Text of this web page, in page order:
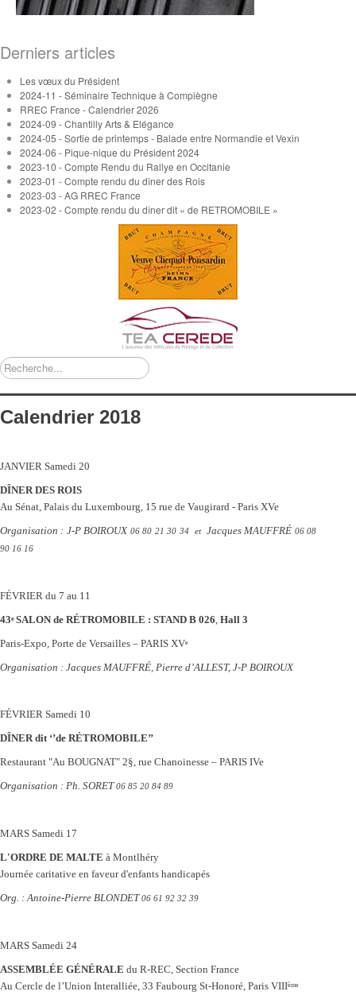
Derniers articles
Les vœux du Président
2024-11 - Séminaire Technique à Compiègne
RREC France - Calendrier 2026
2024-09 - Chantilly Arts & Elégance
2024-05 - Sortie de printemps - Balade entre Normandie et Vexin
2024-06 - Pique-nique du Président 2024
2023-10 - Compte Rendu du Rallye en Occitanie
2023-01 - Compte rendu du dîner des Rois
2023-03 - AG RREC France
2023-02 - Compte rendu du dîner dit « de RETROMOBILE »
Rechercher
Calendrier 2018
JANVIER Samedi 20
DÎNER DES ROIS
Au Sénat, Palais du Luxembourg, 15 rue de Vaugirard - Paris XVe
Organisation : J-P BOIROUX 06 80 21 30 34 et Jacques MAUFFRÉ 06 08
90 16 16
FÉVRIER du 7 au 11
43e SALON de RÉTROMOBILE : STAND B 026, Hall 3
Paris-Expo, Porte de Versailles – PARIS XVe
Organisation : Jacques MAUFFRÉ, Pierre d’ALLEST, J-P BOIROUX
FÉVRIER Samedi 10
DÎNER dit ‘’de RÉTROMOBILE’’
Restaurant "Au BOUGNAT" 2§, rue Chanoinesse – PARIS IVe
Organisation : Ph. SORET06 85 20 84 89
MARS Samedi 17
L'ORDRE DE MALTE à Montlhéry
Journée caritative en faveur d'enfants handicapés
Org. : Antoine-Pierre BLONDET06 61 92 32 39
MARS Samedi 24
ASSEMBLÉE GÉNÉRALE du R-REC, Section France
Au Cercle de l’Union Interalliée, 33 Faubourg St-Honoré, Paris VIIIème